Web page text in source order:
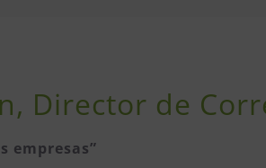
Director de
empresas”